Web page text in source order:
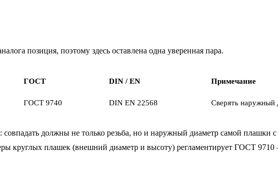
позиция, поэтому здесь оставлена одна уверенная пара.
ГОСТ DIN / EN Примечание
ГОСТ 9740 DIN EN 22568 Сверять
совпадать должны не только резьба, но и наружный диаметр самой
круглых плашек (внешний диаметр и высоту) регламентирует ГОСТ